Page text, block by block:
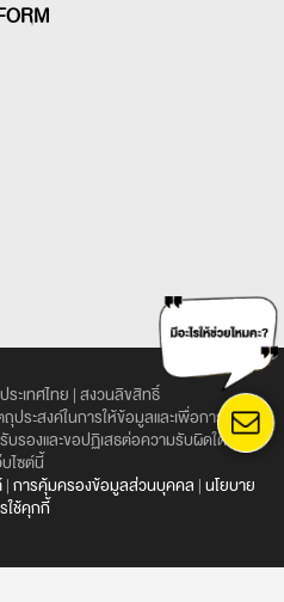
ะเทศไทย | สงวนลิขสิทธิ์
ประสงค์ในการให้ข้อมูลและเพื่อการศึกษา
รองและขอปฏิเสธต่อความรับผิดใด ๆ ใน
บไซต์นี้
|การคุ้มครองข้อมูลส่วนบุคคล |นโยบาย
ใช้คุกกี้